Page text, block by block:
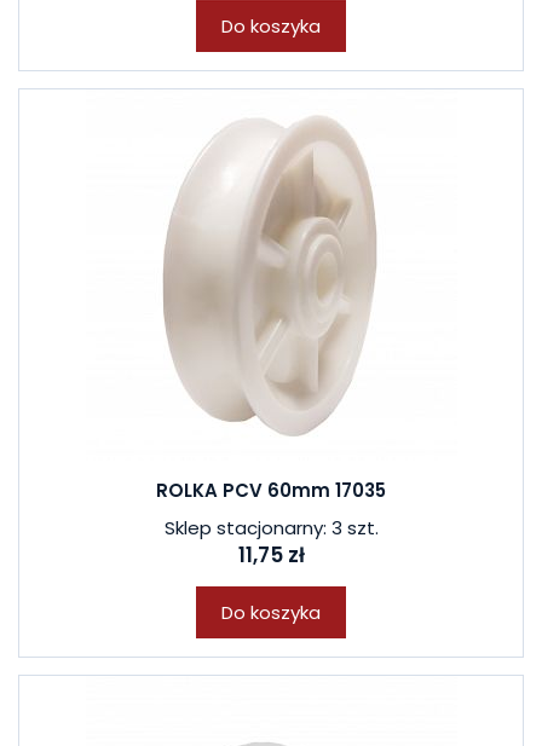
Do koszyka
ROLKA PCV 60mm 17035
Sklep stacjonarny: 3 szt.
11,75 zł
Do koszyka